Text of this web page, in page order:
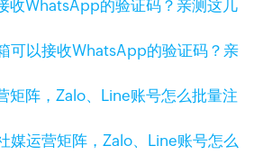
可以接收WhatsApp的验证码？亲
媒运营矩阵，Zalo、Line账号怎么